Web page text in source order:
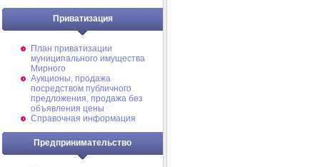
Приватизация
План приватизации
муниципального имущества
Мирного
Аукционы, продажа
посредством публичного
предложения, продажа без
объявления цены
Справочная информация
Предпринимательство